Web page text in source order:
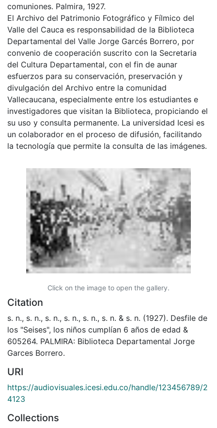
comuniones. Palmira, 1927.
El Archivo del Patrimonio Fotográfico y Fílmico del
Valle del Cauca es responsabilidad de la Biblioteca
Departamental del Valle Jorge Garcés Borrero, por
convenio de cooperación suscrito con la Secretaria
del Cultura Departamental, con el fin de aunar
esfuerzos para su conservación, preservación y
divulgación del Archivo entre la comunidad
Vallecaucana, especialmente entre los estudiantes e
investigadores que visitan la Biblioteca, propiciando el
su uso y consulta permanente. La universidad Icesi es
un colaborador en el proceso de difusión, facilitando
la tecnología que permite la consulta de las imágenes.
Click on the image to open the gallery.
Citation
s. n., s. n., s. n., s. n., s. n., s. n. & s. n. (1927). Desfile de
los "Seises", los niños cumplían 6 años de edad &
605264. PALMIRA: Biblioteca Departamental Jorge
Garces Borrero.
URI
https://audiovisuales.icesi.edu.co/handle/123456789/2
4123
Collections